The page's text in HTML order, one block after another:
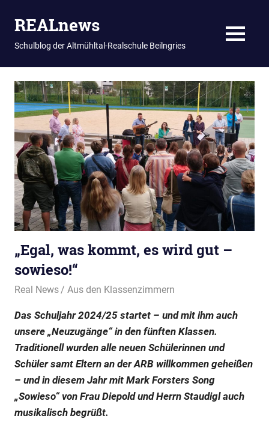
Inhalt
springen
REALnews
Schulblog der Altmühltal-Realschule Beilngries MENU
„Egal, was kommt, es wird gut –
sowieso!“
10. September 2024
Real News Aus den Klassenzimmern
Das Schuljahr 2024/25 startet – und mit ihm auch
unsere „Neuzugänge“ in den fünften Klassen.
Traditionell wurden alle neuen Schülerinnen und
Schüler samt Eltern an der ARB willkommen geheißen
– und in diesem Jahr mit Mark Forsters Song
„Sowieso“ von Frau Diepold und Herrn Staudigl auch
musikalisch begrüßt.